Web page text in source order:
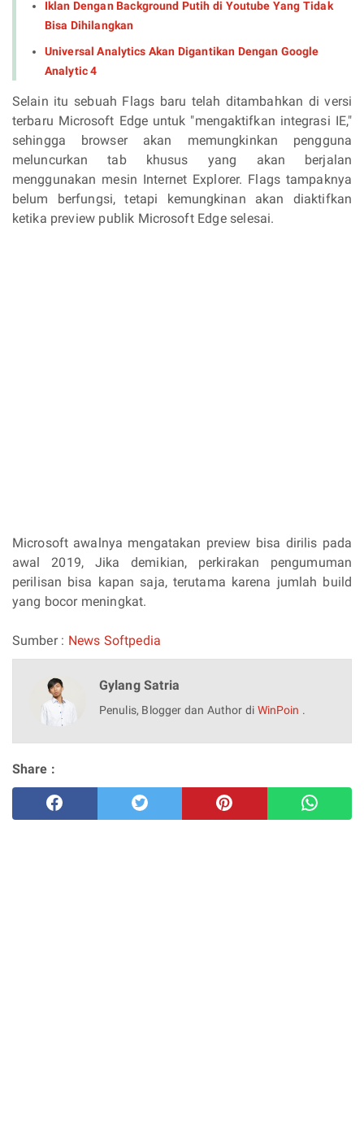
Iklan Dengan Background Putih di Youtube Yang Tidak
Bisa Dihilangkan
Universal Analytics Akan Digantikan Dengan Google
Analytic 4
Selain itu sebuah Flags baru telah ditambahkan di versi
terbaru Microsoft Edge untuk "mengaktifkan integrasi IE,"
sehingga browser akan memungkinkan pengguna
meluncurkan tab khusus yang akan berjalan
menggunakan mesin Internet Explorer. Flags tampaknya
belum berfungsi, tetapi kemungkinan akan diaktifkan
ketika preview publik Microsoft Edge selesai.
Microsoft awalnya mengatakan preview bisa dirilis pada
awal 2019, Jika demikian, perkirakan pengumuman
perilisan bisa kapan saja, terutama karena jumlah build
yang bocor meningkat.
Sumber : News Softpedia
Gylang Satria
Penulis, Blogger dan Author di WinPoin .
Share :